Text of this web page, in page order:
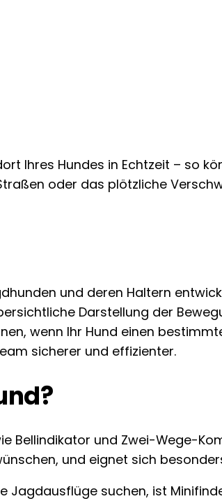
Ihres Hundes in Echtzeit – so
oder das plötzliche
und deren Haltern
Darstellung der
wenn Ihr Hund einen
sicherer und effizienter.
Bellindikator und Zwei-Wege-
und eignet sich
suchen, ist